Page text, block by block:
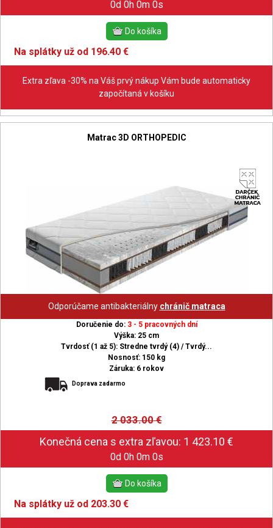
0d 0h 0m 0s
Na splátky už od 196.40 €
Extra zľava -30% na Váš prvý nákup Vám bude automaticky
započítaná v košíku
Matrac 3D ORTHOPEDIC
Odporúčame antibakteriálny chránič matraca
Doručenie do: 3 - 5 pracovných dní
Výška: 25 cm
Tvrdosť (1 až 5): Stredne tvrdý (4) / Tvrdý...
Nosnosť: 150 kg
Záruka: 6 rokov
Doprava zadarmo
2 033.00€
0d 0h 0m 0s
Na splátky už od 203.30 €